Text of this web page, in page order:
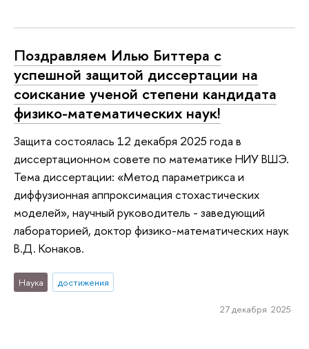
Поздравляем Илью Биттера с
успешной защитой диссертации на
соискание ученой степени кандидата
физико-математических наук!
Защита состоялась 12 декабря 2025 года в
диссертационном совете по математике НИУ ВШЭ.
Тема диссертации: «Метод параметрикса и
диффузионная аппроксимация стохастических
моделей», научный руководитель - заведующий
лабораторией, доктор физико-математических наук
В.Д. Конаков.
Наука достижения
27 декабря 2025